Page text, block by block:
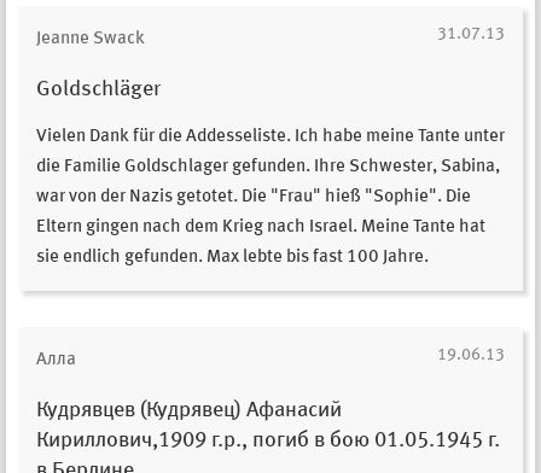
31.07.13
Jeanne Swack
Goldschläger
Vielen Dank für die Addesseliste. Ich habe meine Tante unter
die Familie Goldschlager gefunden. Ihre Schwester, Sabina,
war von der Nazis getotet. Die "Frau" hieß "Sophie". Die
Eltern gingen nach dem Krieg nach Israel. Meine Tante hat
sie endlich gefunden. Max lebte bis fast 100 Jahre.
19.06.13
Алла
Кудрявцев (Кудрявец) Афанасий
Кириллович,1909 г.р., погиб в бою 01.05.1945 г.